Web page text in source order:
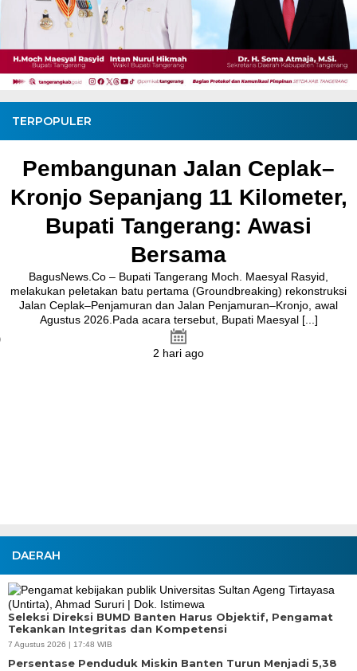
TERPOPULER
Pembangunan Jalan Ceplak–
Kronjo Sepanjang 11 Kilometer,
Bupati Tangerang: Awasi
Bersama
BagusNews.Co – Bupati Tangerang Moch. Maesyal Rasyid,
melakukan peletakan batu pertama (Groundbreaking) rekonstruksi
Jalan Ceplak–Penjamuran dan Jalan Penjamuran–Kronjo, awal
Agustus 2026.Pada acara tersebut, Bupati Maesyal [...]
2 hari ago
DAERAH
Seleksi Direksi BUMD Banten Harus Objektif, Pengamat
Tekankan Integritas dan Kompetensi
7 Agustus 2026 | 17:48 WIB
Persentase Penduduk Miskin Banten Turun Menjadi 5,38